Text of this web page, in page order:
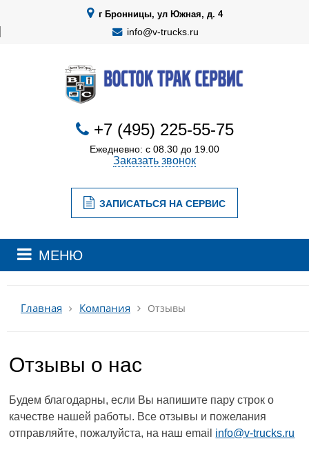
г Бронницы, ул Южная, д. 4
info@v-trucks.ru
+7 (495) 225-55-75
Ежедневно: с 08.30 до 19.00
Заказать звонок
ЗАПИСАТЬСЯ НА СЕРВИС
МЕНЮ
Главная Компания Отзывы
Отзывы о нас
Будем благодарны, если Вы напишите пару строк о
качестве нашей работы. Все отзывы и пожелания
отправляйте, пожалуйста, на наш email info@v-trucks.ru